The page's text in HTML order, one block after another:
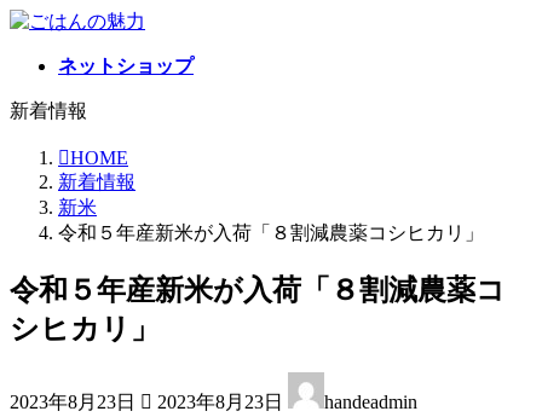
コ
ン
ツ
ナ
ー
シ
ネットショップ
新着情報
HOME
新着情報
新米
令和５年産新米が入荷「８割減農薬コシヒカリ」
令和５年産新米が入荷「８割減農薬コ
シヒカリ」
2023年8月23日
終
2023年8月23日 handeadmin